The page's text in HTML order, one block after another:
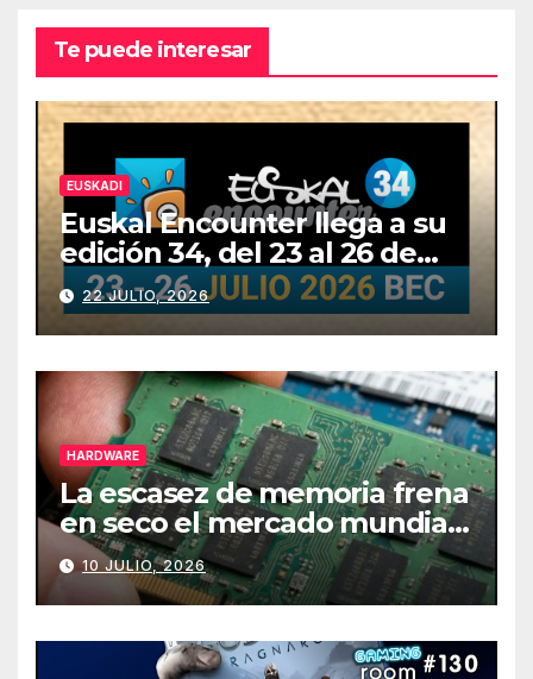
Te puede interesar
EUSKADI
Euskal Encounter llega a su
edición 34, del 23 al 26 de
julio
22 JULIO, 2026
HARDWARE
La escasez de memoria frena
en seco el mercado mundial
de PCs
10 JULIO, 2026